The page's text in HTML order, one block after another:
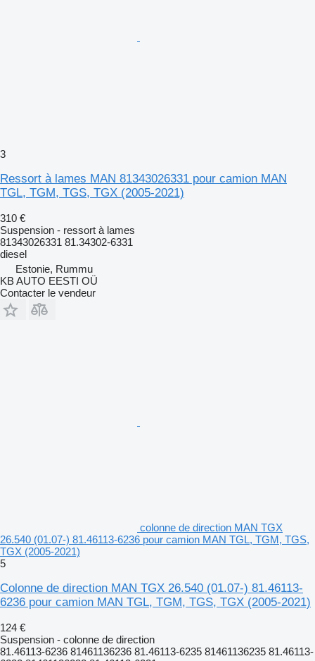
3
Ressort à lames MAN 81343026331 pour camion MAN
TGL, TGM, TGS, TGX (2005-2021)
310 €
Suspension - ressort à lames
81343026331 81.34302-6331
diesel
Estonie, Rummu
KB AUTO EESTI OÜ
Contacter le vendeur
colonne de direction MAN TGX
26.540 (01.07-) 81.46113-6236 pour camion MAN TGL, TGM, TGS,
TGX (2005-2021)
5
Colonne de direction MAN TGX 26.540 (01.07-) 81.46113-
6236 pour camion MAN TGL, TGM, TGS, TGX (2005-2021)
124 €
Suspension - colonne de direction
81.46113-6236 81461136236 81.46113-6235 81461136235 81.46113-